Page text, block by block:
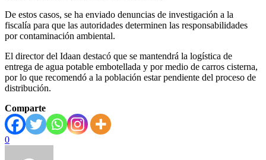
De estos casos, se ha enviado denuncias de investigación a la
fiscalía para que las autoridades determinen las responsabilidades
por contaminación ambiental.
El director del Idaan destacó que se mantendrá la logística de
entrega de agua potable embotellada y por medio de carros cisterna,
por lo que recomendó a la población estar pendiente del proceso de
distribución.
Comparte
0